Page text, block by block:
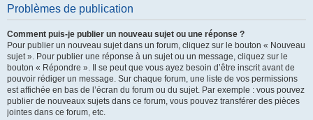
Problèmes de publication
Comment puis-je publier un nouveau sujet ou une réponse ?
Pour publier un nouveau sujet dans un forum, cliquez sur le bouton « Nouveau
sujet ». Pour publier une réponse à un sujet ou un message, cliquez sur le
bouton « Répondre ». Il se peut que vous ayez besoin d’être inscrit avant de
pouvoir rédiger un message. Sur chaque forum, une liste de vos permissions
est affichée en bas de l’écran du forum ou du sujet. Par exemple : vous pouvez
publier de nouveaux sujets dans ce forum, vous pouvez transférer des pièces
jointes dans ce forum, etc.